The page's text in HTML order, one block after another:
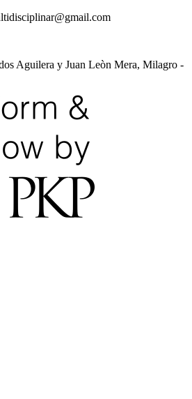
Aguilera y Juan Leòn Mera, Milagro -